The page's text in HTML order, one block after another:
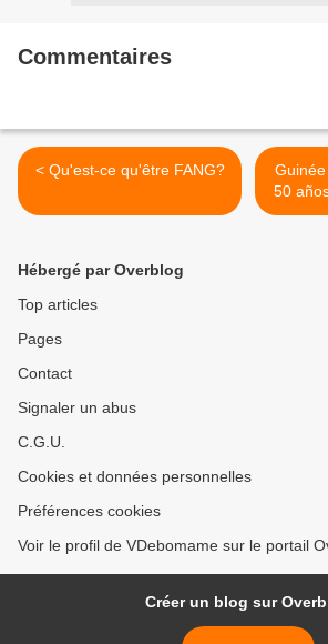
Commentaires
< Qu'est-ce qu'être FANG?
50
Hébergé par Overblog
Top articles
Pages
Contact
Signaler un abus
C.G.U.
Cookies et données personnelles
Préférences cookies
Voir le profil de VDebomame sur le portail
Créer un blog sur